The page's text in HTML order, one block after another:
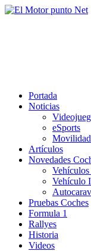
Saltar
Portada
Noticias
eSports
Artículos
Novedades
Vehículo
Pruebas Coches
Formula 1
Rallyes
Historia
Videos